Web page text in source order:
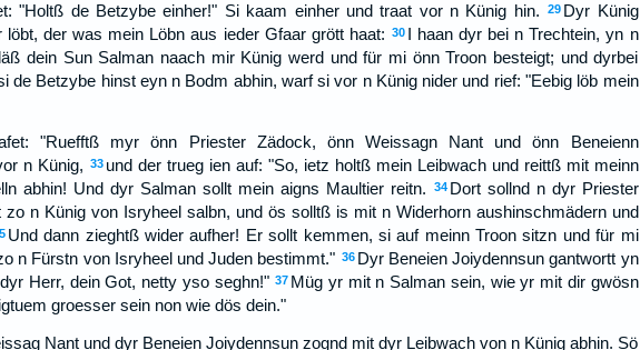
"Holtß de Betzybe einher!" Si kaam einher und traat vor n Künig hin. 29 Dyr Künig
der was mein Löbn aus ieder Gfaar grött haat: 30 I haan dyr bei n Trechtein, yn n
dein Sun Salman naach mir Künig werd und für mi önn Troon besteigt; und dyrbei
de Betzybe hinst eyn n Bodm abhin, warf si vor n Künig nider und rief: "Eebig löb mein
"Ruefftß myr önn Priester Zädock, önn Weissagn Nant und önn Beneienn
n Künig,
33 und der trueg ien auf: "So, ietz holtß mein Leibwach und reittß mit meinn
abhin! Und dyr Salman sollt mein aigns Maultier reitn.
34 Dort sollnd n dyr Priester
n Künig von Isryheel salbn, und ös solltß is mit n Widerhorn aushinschmädern und
Und dann zieghtß wider aufher! Er sollt kemmen, si auf meinn Troon sitzn und für mi
n Fürstn von Isryheel und Juden bestimmt." 36 Dyr Beneien Joiydennsun gantwortt yn
Herr, dein Got, netty yso seghn!" 37 Müg yr mit n Salman sein, wie yr mit dir gwösn
groesser sein non wie dös dein."
Nant und dyr Beneien Joiydennsun zognd mit dyr Leibwach von n Künig abhin. Sö